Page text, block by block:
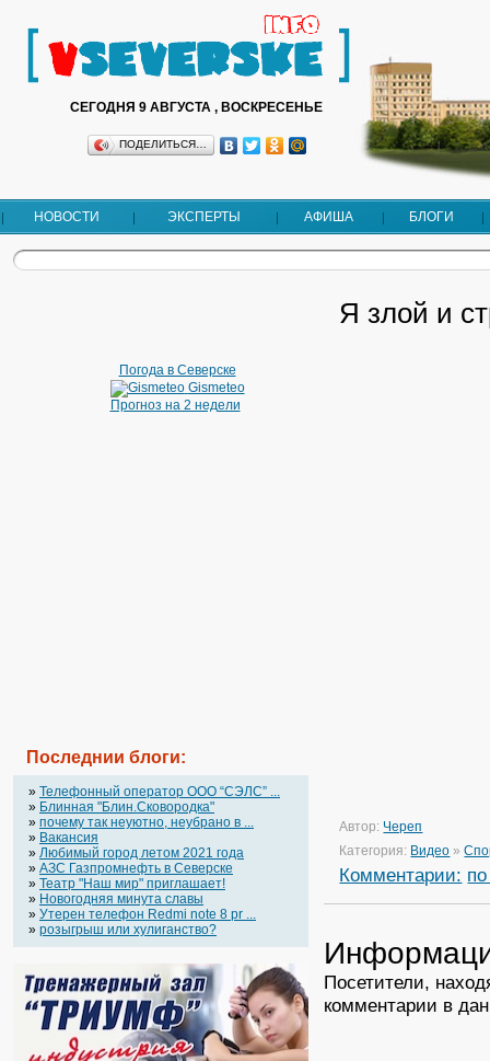
СЕГОДНЯ 9 АВГУСТА , ВОСКРЕСЕНЬЕ
ПОДЕЛИТЬСЯ…
НОВОСТИ ЭКСПЕРТЫ АФИША БЛОГИ
Погода в Северске
Gismeteo
Прогноз на 2 недели
Последнии блоги:
» Телефонный оператор OOO “СЭЛС” ...
» Блинная "Блин.Сковородка"
» почему так неуютно, неубрано в ...
» Вакансия
» Любимый город летом 2021 года
» АЗС Газпромнефть в Северске
» Театр "Наш мир" приглашает!
» Новогодняя минута славы
» Утерен телефон Redmi note 8 pr ...
» розыгрыш или хулиганство?
Я злой и
Автор: Череп
Категория: Видео »
Комментарии:
Посетители,
комментарии в